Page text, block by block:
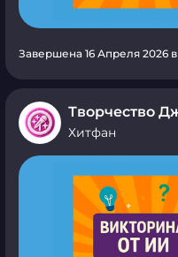
Завершена 16 Апреля 2026 в
Творчество
Хитфан